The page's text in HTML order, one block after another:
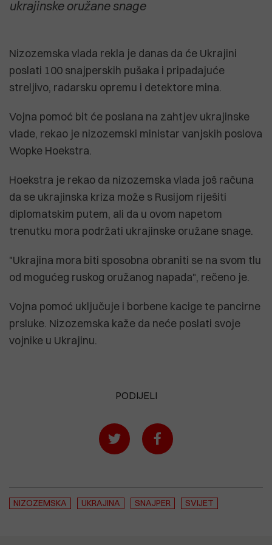
ukrajinske oružane snage
Nizozemska vlada rekla je danas da će Ukrajini
poslati 100 snajperskih pušaka i pripadajuće
streljivo, radarsku opremu i detektore mina.
Vojna pomoć bit će poslana na zahtjev ukrajinske
vlade, rekao je nizozemski ministar vanjskih poslova
Wopke Hoekstra.
Hoekstra je rekao da nizozemska vlada još računa
da se ukrajinska kriza može s Rusijom riješiti
diplomatskim putem, ali da u ovom napetom
trenutku mora podržati ukrajinske oružane snage.
"Ukrajina mora biti sposobna obraniti se na svom tlu
od mogućeg ruskog oružanog napada", rečeno je.
Vojna pomoć uključuje i borbene kacige te pancirne
prsluke. Nizozemska kaže da neće poslati svoje
vojnike u Ukrajinu.
PODIJELI
NIZOZEMSKA UKRAJINA SNAJPER SVIJET